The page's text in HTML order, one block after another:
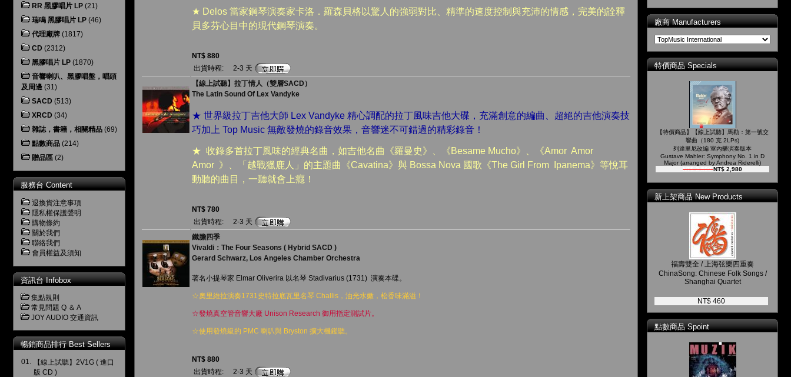
RR 黑膠唱片 LP (21)
瑞鳴 黑膠唱片 LP (46)
代理廠牌 (1817)
CD (2312)
黑膠唱片 LP (1870)
音響喇叭、黑膠唱盤，唱頭
及周邊 (31)
SACD (513)
XRCD (34)
雜誌，書籍，相關精品 (69)
點數商品 (214)
贈品區 (2)
服務台 Content
退換貨注意事項
隱私權保護聲明
購物條約
關於我們
聯絡我們
會員權益及須知
資訊台 Infobox
集點規則
常見問題 Q ＆ A
JOY AUDIO 交通資訊
暢銷商品排行 Best Sellers
01.
【線上試聽】2V1G ( 進口
版 CD )
★ Delos 當家鋼琴演奏家卡洛 ． 羅森貝格以驚人的強弱對比、精準的速度控制與充沛的情感，完美的詮釋
貝多芬心目中的現代鋼琴演奏。
NT$ 880
出貨時程:
2-3 天
【線上試聽】拉丁情人（雙層SACD）
The Latin Sound Of Lex Vandyke
★ 世界級拉丁吉他大師 Lex Vandyke 精心調配的拉丁風味吉他大碟，充滿創意的編曲、超絕的吉他演奏技
巧加上 Top Music 無敵發燒的錄音效果，音響迷不可錯過的精彩錄音！
★ 收錄多首拉丁風味的經典名曲，如吉他名曲《羅曼史》、《Besame Mucho》、《Amor Amor
Amor 》、「越戰獵鹿人」的主題曲《Cavatina》與 Bossa Nova 國歌《The Girl From Ipanema》等悅耳
動聽的曲目，一聽就會上癮！
NT$ 780
出貨時程:
2-3 天
鐵膽四季
Vivaldi：The Four Seasons ( Hybrid SACD )
Gerard Schwarz, Los Angeles Chamber Orchestra
著名小提琴家 Elmar Oliverira 以名琴 Stadivarius (1731) 演奏本碟。
☆奧里維拉演奏1731史特拉底瓦里名琴 Challis，油光水嫩，松香味滿溢！
☆發燒真空管音響大廠 Unison Research 御用指定測試片。
☆使用發燒級的 PMC 喇叭與 Bryston 擴大機鑑聽。
NT$ 880
出貨時程:
2-3 天
廠商 Manufacturers
特價商品 Specials
【特價商品】【線上試聽】馬勒：第一號交
響曲（180 克 2LPs)
列達里尼改編 室內樂演奏版本
Gustave Mahler: Symphony No. 1 in D
Major (arranged by Andrea Riderelli)
NT$ 3,500NT$ 2,980
新上架商品 New Products
福壽雙全 / 上海弦樂四重奏
ChinaSong: Chinese Folk Songs /
Shanghai Quartet
NT$ 460
點數商品 Spoint